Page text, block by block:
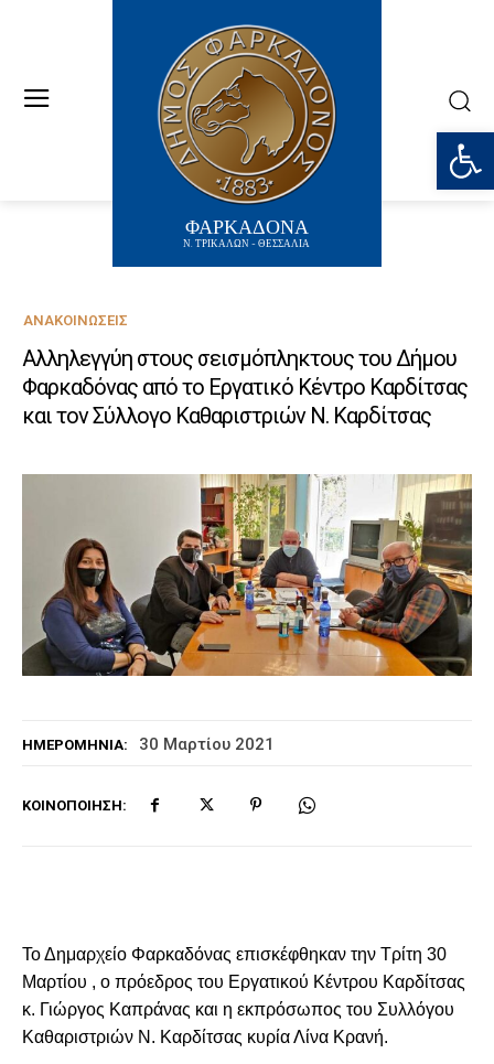
ΦΑΡΚΑΔΟΝΑ
Ν. ΤΡΙΚΑΛΩΝ - ΘΕΣΣΑΛΙΑ
ΗΜΕΡΟΜΗΝΊΑ: 30 Μαρτίου 2021
ΚΟΙΝΟΠΟΊΗΣΗ:
ΑΝΑΚΟΙΝΏΣΕΙΣ
Αλληλεγγύη στους σεισμόπληκτους του Δήμου
Φαρκαδόνας από το Εργατικό Κέντρο Καρδίτσας
και τον Σύλλογο Καθαριστριών Ν. Καρδίτσας
Το Δημαρχείο Φαρκαδόνας επισκέφθηκαν την Τρίτη 30
Μαρτίου , ο πρόεδρος του Εργατικού Κέντρου Καρδίτσας
κ. Γιώργος Καπράνας και η εκπρόσωπος του Συλλόγου
Καθαριστριών Ν. Καρδίτσας κυρία Λίνα Κρανή.